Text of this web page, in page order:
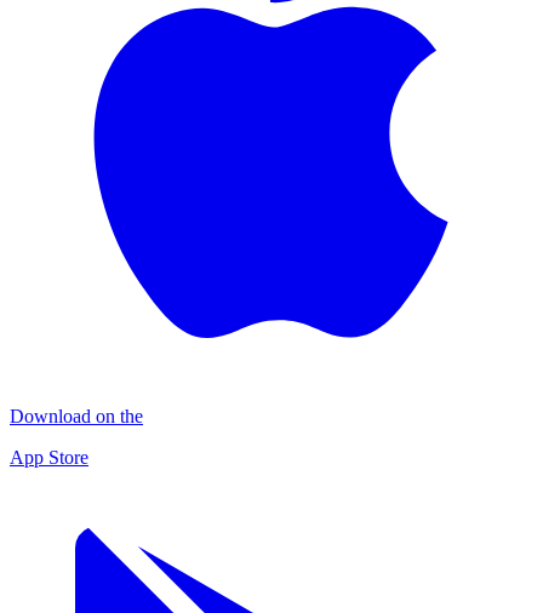
Download on the
App Store